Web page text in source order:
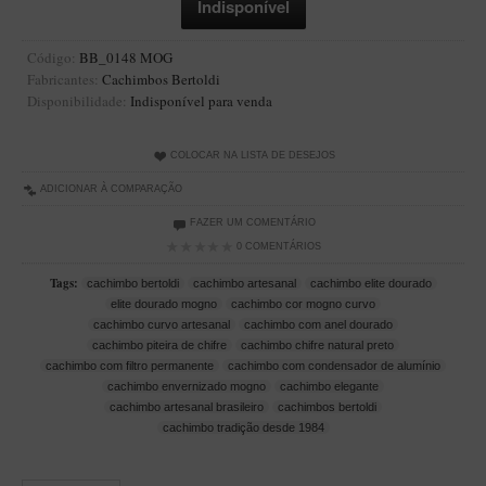
SUPORTES
Suporte Botinha para 1 cachimbo
Suporte para 2 Cachimbos
Suporte Redondo
Cachimbos com Anel
Cachimbos Mini
Elite
Código: BB_0148 MOG
Fabricantes: Cachimbos Bertoldi
Disponibilidade: Indisponível para venda
COLOCAR NA LISTA DE DESEJOS
ADICIONAR À COMPARAÇÃO
FAZER UM COMENTÁRIO
0 COMENTÁRIOS
Tags: cachimbo bertoldi cachimbo artesanal
cachimbo elite dourado
elite dourado mogno
cachimbo cor mogno curvo
cachimbo curvo artesanal
cachimbo com anel dourado
cachimbo piteira de chifre
cachimbo chifre natural preto
cachimbo com filtro permanente
cachimbo com condensador de alumínio
cachimbo envernizado mogno
cachimbo elegante
cachimbo artesanal brasileiro
cachimbos bertoldi
cachimbo tradição desde 1984